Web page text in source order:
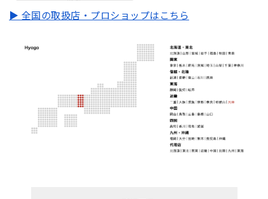
▶ 全国の取扱店・プロショップはこちら